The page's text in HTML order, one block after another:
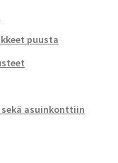
puusta
asuinkonttiin